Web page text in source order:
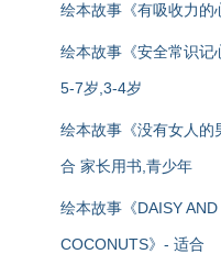
绘本故事《有吸收力的
绘本故事《安全常识记
5-7岁,3-4岁
绘本故事《没有女人
合 家长用书,青少年
绘本故事《DAISY
COCONUTS》- 适合